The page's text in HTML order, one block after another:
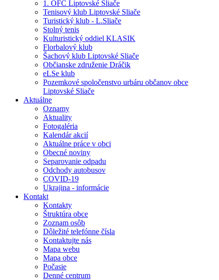
1. OFC Liptovské Sliače
Tenisový klub Liptovské Sliače
Turistický klub - L.Sliače
Stolný tenis
Kulturistický oddiel KLASIK
Florbalový klub
Šachový klub Liptovské Sliače
Občianske združenie Dráčik
eLSe klub
Pozemkové spoločenstvo urbáru občanov obce
Liptovské Sliače
Aktuálne
Oznamy
Aktuality
Fotogaléria
Kalendár akcií
Aktuálne práce v obci
Obecné noviny
Separovanie odpadu
Odchody autobusov
COVID-19
Ukrajina - informácie
Kontakt
Kontakty
Štruktúra obce
Zoznam osôb
Dôležité telefónne čísla
Kontaktujte nás
Mapa webu
Mapa obce
Počasie
Denné centrum